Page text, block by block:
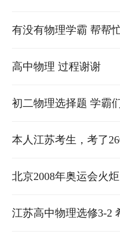
有没有物理学霸 帮帮
高中物理 过程谢谢
初二物理选择题 学霸
本人江苏考生，考了
么学校啊？
北京2008年奥运会火
体现了物理知识与高
江苏高中物理选修3-2